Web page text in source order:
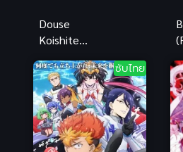
Douse
Koishite
ทำไงได้ ก็คน
มันรักไปแล้ว
ซับไทย